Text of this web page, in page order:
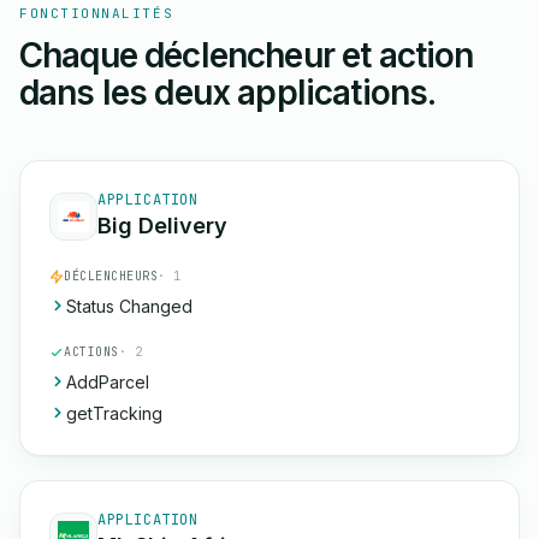
FONCTIONNALITÉS
Chaque déclencheur et action
dans les deux applications.
APPLICATION
Big Delivery
DÉCLENCHEURS · 1
Status Changed
ACTIONS · 2
AddParcel
getTracking
APPLICATION